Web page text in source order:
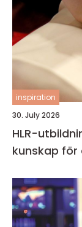
inspiration
30. July 2026
HLR-
kunskap för